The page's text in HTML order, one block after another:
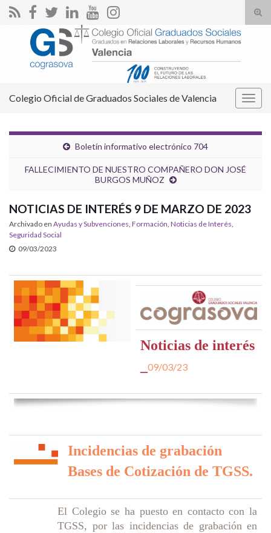
el
Search for:
Colegio Oficial de Graduados Sociales de Valencia
Boletín informativo electrónico 704
FALLECIMIENTO DE NUESTRO COMPAÑERO DON JOSÉ
BURGOS MUÑOZ
NOTICIAS DE INTERÉS 9 DE MARZO DE 2023
Archivado en Ayudas y Subvenciones Formación Noticias de Interés
Seguridad Social
09/03/2023
Noticias de interés
09/03/23
Incidencias de grabación
Bases de Cotización de TGSS.
El Colegio se ha puesto en contacto con la
TGSS, por las incidencias de grabación en